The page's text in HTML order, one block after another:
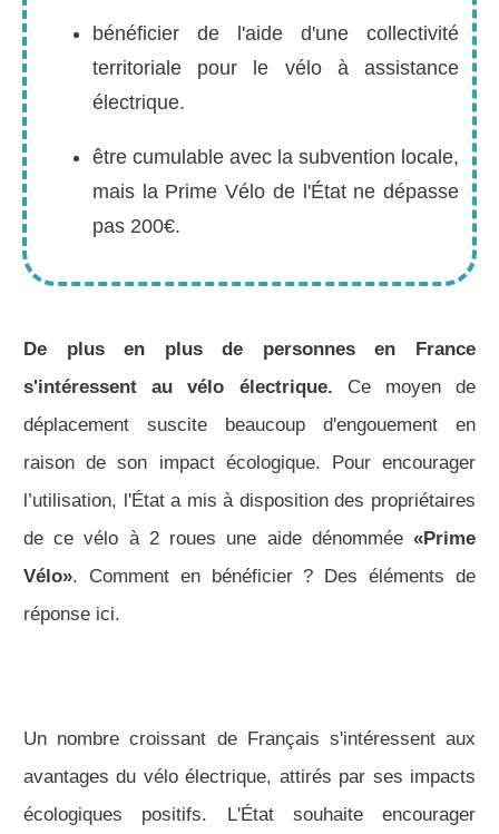
bénéficier de l'aide d'une collectivité
territoriale pour le vélo à assistance
électrique.
être cumulable avec la subvention locale,
mais la Prime Vélo de l'État ne dépasse
pas 200€.
De plus en plus de personnes en France
s'intéressent au vélo électrique. Ce moyen de
déplacement suscite beaucoup d'engouement en
raison de son impact écologique. Pour encourager
l’utilisation, l'État a mis à disposition des propriétaires
de ce vélo à 2 roues une aide dénommée «Prime
Vélo». Comment en bénéficier ? Des éléments de
réponse ici.
Un nombre croissant de Français s'intéressent aux
avantages du vélo électrique, attirés par ses impacts
écologiques positifs. L'État souhaite encourager